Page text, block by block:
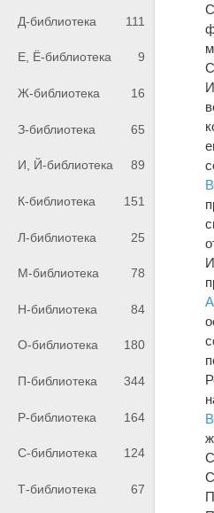
Д-библиотека 111
Е, Ё-библиотека 9
Ж-библиотека 16
З-библиотека 65
И, Й-библиотека 89
К-библиотека 151
Л-библиотека 25
М-библиотека 78
Н-библиотека 84
О-библиотека 180
П-библиотека 344
Р-библиотека 164
С-библиотека 124
Т-библиотека 67